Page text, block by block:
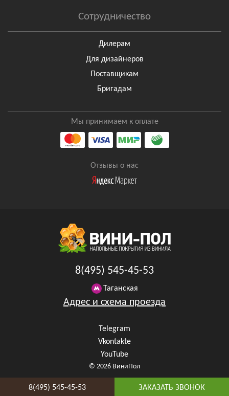
Сотрудничество
Дилерам
Для дизайнеров
Поставщикам
Бригадам
Мы принимаем к оплате
Отзывы о нас
8(495) 545-45-53
Таганская
Адрес и схема проезда
Telegram
Vkontakte
YouTube
© 2026 ВиниПол
8(495) 545-45-53 ЗАКАЗАТЬ ЗВОНОК